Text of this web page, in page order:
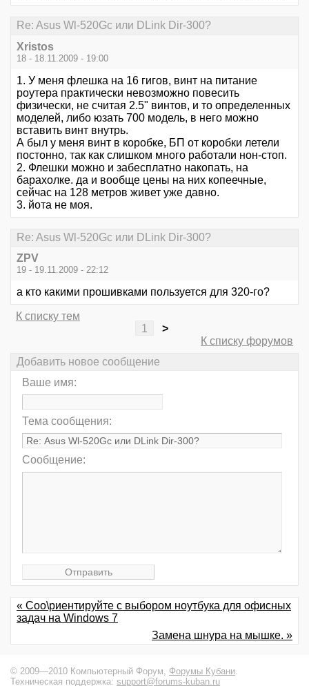
Re: Asus Wl-520Gc или DLink Dir-300?
Xristos
18 - 18.11.2009 - 19:00
1. У меня флешка на 16 гигов, винт на питание
роутера практически невозможно повесить
физически, не считая 2.5" винтов, и то определенных
моделей, либо юзать 700 модель, в него можно
вставить винт внутрь.
А был у меня винт в коробке, БП от коробки летели
постонно, так как слишком много работали нон-стоп.
2. Флешки можно и забесплатно накопать, на
барахолке. да и вообще цены на них копеечные,
сейчас на 128 метров живет уже давно.
3. йота не моя.
Re: Asus Wl-520Gc или DLink Dir-300?
ZPV
19 - 19.11.2009 - 22:12
а кто какими прошивками пользуется для 320-го?
К списку тем
1
>
К списку форумов
Добавить новое сообщение
Ваше имя:
Тема сообщения:
Сообщение:
« Соо\риентируйте с выбором ноутбука для офисных
задач на Windows 7
Замена шнура на мышке. »
© 2009—2010 Компьютерный Форум, Форумы Кубани.
Техническая поддержка: support@forums-kuban.ru